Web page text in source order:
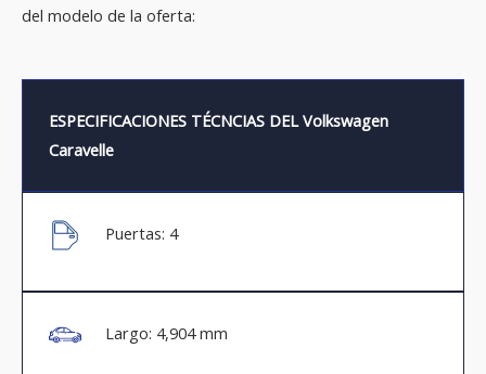
del modelo de la oferta:
ESPECIFICACIONES TÉCNCIAS DEL Volkswagen
Caravelle
Puertas: 4
Largo: 4,904 mm